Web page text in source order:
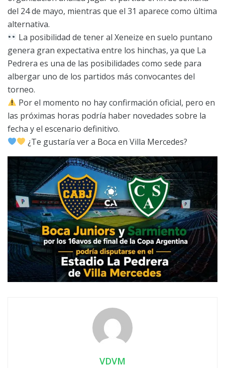
del 24 de mayo, mientras que el 31 aparece como última
alternativa.
La posibilidad de tener al Xeneize en suelo puntano
genera gran expectativa entre los hinchas, ya que La
Pedrera es una de las posibilidades como sede para
albergar uno de los partidos más convocantes del
torneo.
Por el momento no hay confirmación oficial, pero en
las próximas horas podría haber novedades sobre la
fecha y el escenario definitivo.
¿Te gustaría ver a Boca en Villa Mercedes?
VDVM